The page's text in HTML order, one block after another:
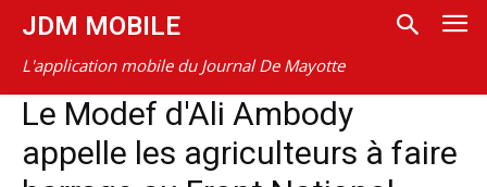
JDM MOBILE
L'application mobile du Journal De Mayotte
Le Modef d'Ali Ambody
appelle les agriculteurs à faire